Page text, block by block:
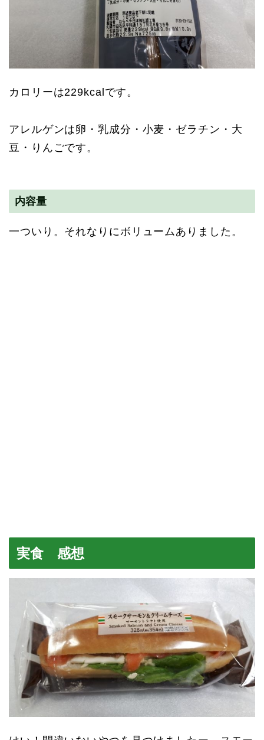
カロリーは229kcalです。
アレルゲンは卵・乳成分・小麦・ゼラチン・大
豆・りんごです。
内容量
一ついり。それなりにボリュームありました。
実食 感想